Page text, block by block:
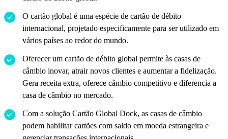
O cartão global é uma espécie de cartão de débito
internacional, projetado especificamente para ser utilizado em
vários países ao redor do mundo.
Oferecer um cartão de débito global permite às casas de
câmbio inovar, atrair novos clientes e aumentar a fidelização.
Gera receita extra, oferece câmbio competitivo e diferencia a
casa de câmbio no mercado.
Com a solução Cartão Global Dock, as casas de câmbio
podem habilitar cartões com saldo em moeda estrangeira e